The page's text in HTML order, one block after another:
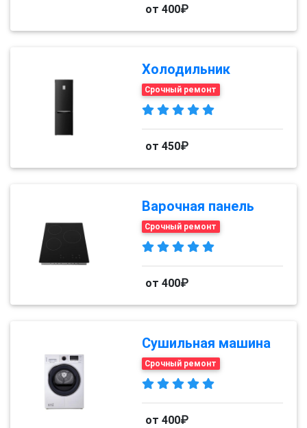
от 400₽
Холодильник
Срочный ремонт
от 450₽
Варочная панель
Срочный ремонт
от 400₽
Сушильная машина
Срочный ремонт
от 400₽